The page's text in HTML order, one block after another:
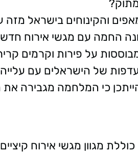
והקינוחים בישראל מזה
החמה עם מגשי אירוח
לרגל יום העוגות הבינלאומי (20/7) המבוססות על פירות וקרמים
של הישראלים עם
כי המלחמה מגבירה
נאמן כוללת מגוון מגשי אירוח קיציים